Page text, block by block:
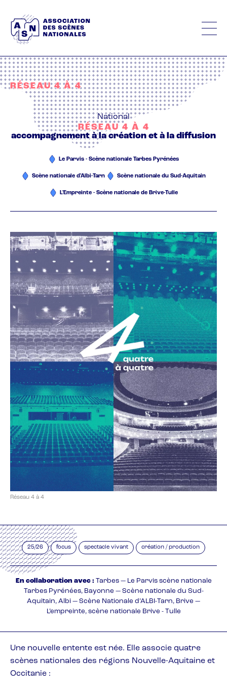
contenu
principal
RÉSEAU 4 À 4
National
RÉSEAU 4 À 4
accompagnement à la création et à la diffusion
Le Parvis - Scène nationale Tarbes Pyrénées
Scène nationale d'Albi-Tarn Scène nationale du Sud-Aquitain
L'Empreinte - Scène nationale de Brive-Tulle
Réseau 4 à 4
25/26 focus spectacle vivant création / production
En collaboration avec : Tarbes — Le Parvis scène nationale
Tarbes Pyrénées
Bayonne — Scène nationale du Sud-
Aquitain Albi — Scène Nationale d’ALBI-Tarn
Brive —
L’empreinte, scène nationale Brive - Tulle
Une nouvelle entente est née. Elle associe quatre
scènes nationales des régions Nouvelle-Aquitaine et
Occitanie :